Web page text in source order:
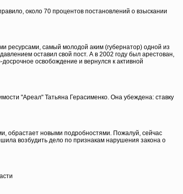
около 70 процентов постановлений о взыскании
ресурсами, самый молодой аким (губернатор) одной из
оставил свой пост. А в 2002 году был арестован,
освобождение и вернулся к активной
"Ареал" Татьяна Герасименко. Она убеждена: ставку
обрастает новыми подробностями. Пожалуй, сейчас
возбудить дело по признакам нарушения закона о